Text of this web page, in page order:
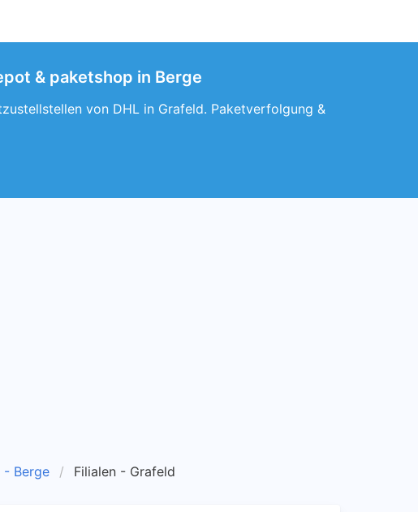
& paketshop in Berge
von DHL in Grafeld. Paketverfolgung &
- Berge Filialen - Grafeld